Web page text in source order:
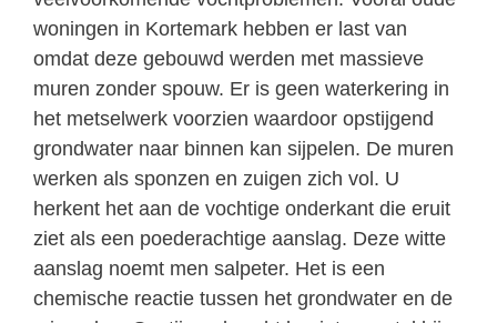
woningen in Kortemark hebben er last van
omdat deze gebouwd werden met massieve
muren zonder spouw. Er is geen waterkering in
het metselwerk voorzien waardoor opstijgend
grondwater naar binnen kan sijpelen. De muren
werken als sponzen en zuigen zich vol. U
herkent het aan de vochtige onderkant die eruit
ziet als een poederachtige aanslag. Deze witte
aanslag noemt men salpeter. Het is een
chemische reactie tussen het grondwater en de